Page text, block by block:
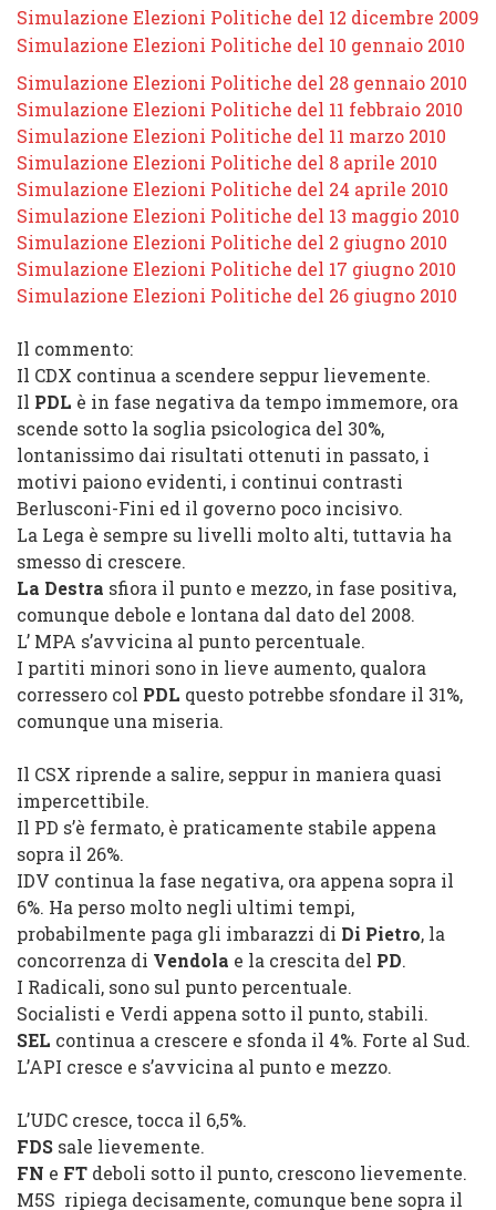
Simulazione Elezioni Politiche del 12 dicembre 2009
Simulazione Elezioni Politiche del 10 gennaio 2010
Simulazione Elezioni Politiche del 28 gennaio 2010
Simulazione Elezioni Politiche del 11 febbraio 2010
Simulazione Elezioni Politiche del 11 marzo 2010
Simulazione Elezioni Politiche del 8 aprile 2010
Simulazione Elezioni Politiche del 24 aprile 2010
Simulazione Elezioni Politiche del 13 maggio 2010
Simulazione Elezioni Politiche del 2 giugno 2010
Simulazione Elezioni Politiche del 17 giugno 2010
Simulazione Elezioni Politiche del 26 giugno 2010
Il commento:
Il CDX continua a scendere seppur lievemente.
Il PDL è in fase negativa da tempo immemore, ora
scende sotto la soglia psicologica del 30%,
lontanissimo dai risultati ottenuti in passato, i
motivi paiono evidenti, i continui contrasti
Berlusconi-Fini ed il governo poco incisivo.
La Lega è sempre su livelli molto alti, tuttavia ha
smesso di crescere.
La Destra sfiora il punto e mezzo, in fase positiva,
comunque debole e lontana dal dato del 2008.
L’ MPA s’avvicina al punto percentuale.
I partiti minori sono in lieve aumento, qualora
corressero col PDL questo potrebbe sfondare il 31%,
comunque una miseria.
Il CSX riprende a salire, seppur in maniera quasi
impercettibile.
Il PD s’è fermato, è praticamente stabile appena
sopra il 26%.
IDV continua la fase negativa, ora appena sopra il
6%. Ha perso molto negli ultimi tempi,
probabilmente paga gli imbarazzi di Di Pietro, la
concorrenza di Vendola e la crescita del PD.
I Radicali, sono sul punto percentuale.
Socialisti e Verdi appena sotto il punto, stabili.
SEL continua a crescere e sfonda il 4%. Forte al Sud.
L’API cresce e s’avvicina al punto e mezzo.
L’UDC cresce, tocca il 6,5%.
FDS sale lievemente.
FN e FT deboli sotto il punto, crescono lievemente.
M5S ripiega decisamente, comunque bene sopra il